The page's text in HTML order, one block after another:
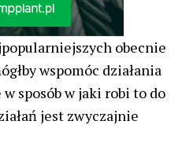
obecnie
wspomóc działania
sposób w jaki robi to do
jest zwyczajnie